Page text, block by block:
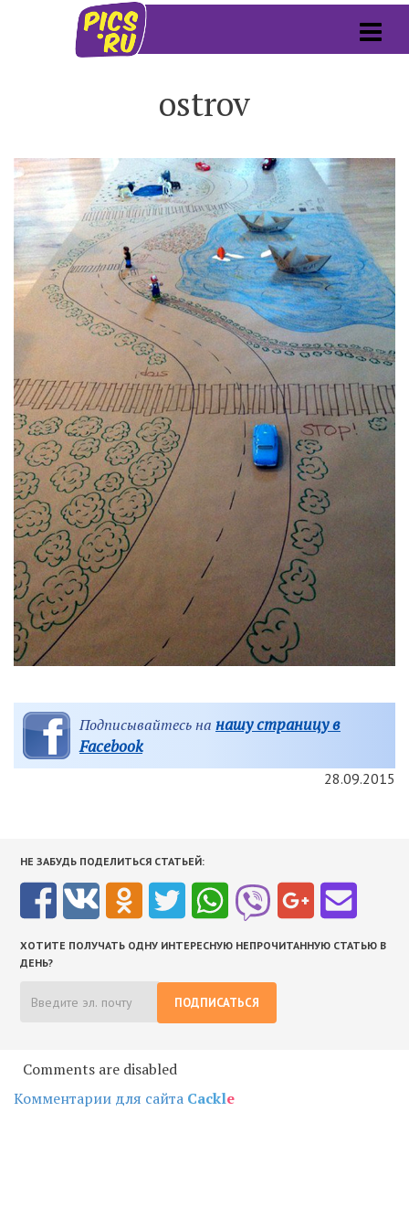
ostrov
Подписывайтесь на нашу страницу в
Facebook
28.09.2015
НЕ ЗАБУДЬ ПОДЕЛИТЬСЯ СТАТЬЕЙ:
ХОТИТЕ ПОЛУЧАТЬ ОДНУ ИНТЕРЕСНУЮ НЕПРОЧИТАННУЮ СТАТЬЮ В
ДЕНЬ?
ПОДПИСАТЬСЯ
Comments are disabled
Комментарии для сайта Cackle